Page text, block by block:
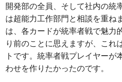
開発部の全員、そして社内の統
は超能力工作部門と相談を重ね
は、各カードが統率者戦で魅力
り前のことに思えますが、これ
トです。統率者戦プレイヤーが
わせを作りたかったのです。